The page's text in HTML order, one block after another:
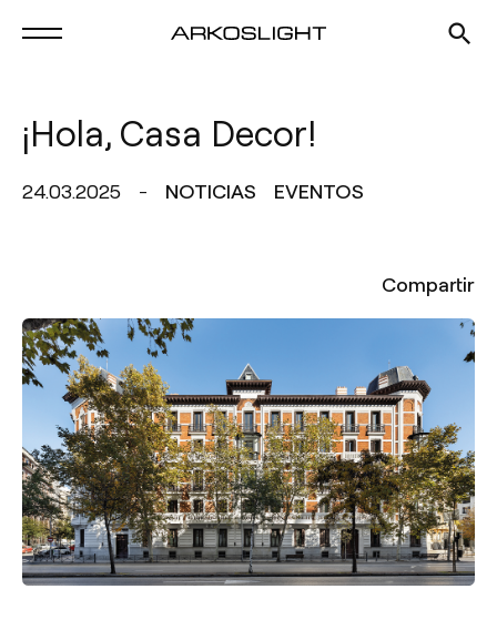
¡Hola, Casa Decor!
24.03.2025 NOTICIAS EVENTOS
Compartir